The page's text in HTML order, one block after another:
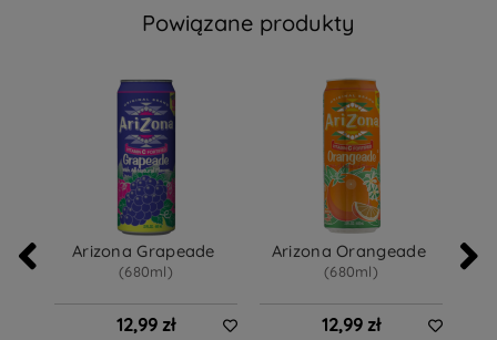
Powiązane produkty
Arizona Grapeade
(680ml)
12,99 zł
Arizona Orangeade
(680ml)
12,99 zł